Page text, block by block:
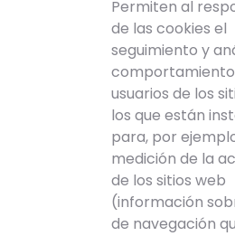
Permiten al
de las cookies el
seguimiento y
comportamiento
usuarios de los
los que están
para, por
medición de la
de los sitios web
(información
de navegación